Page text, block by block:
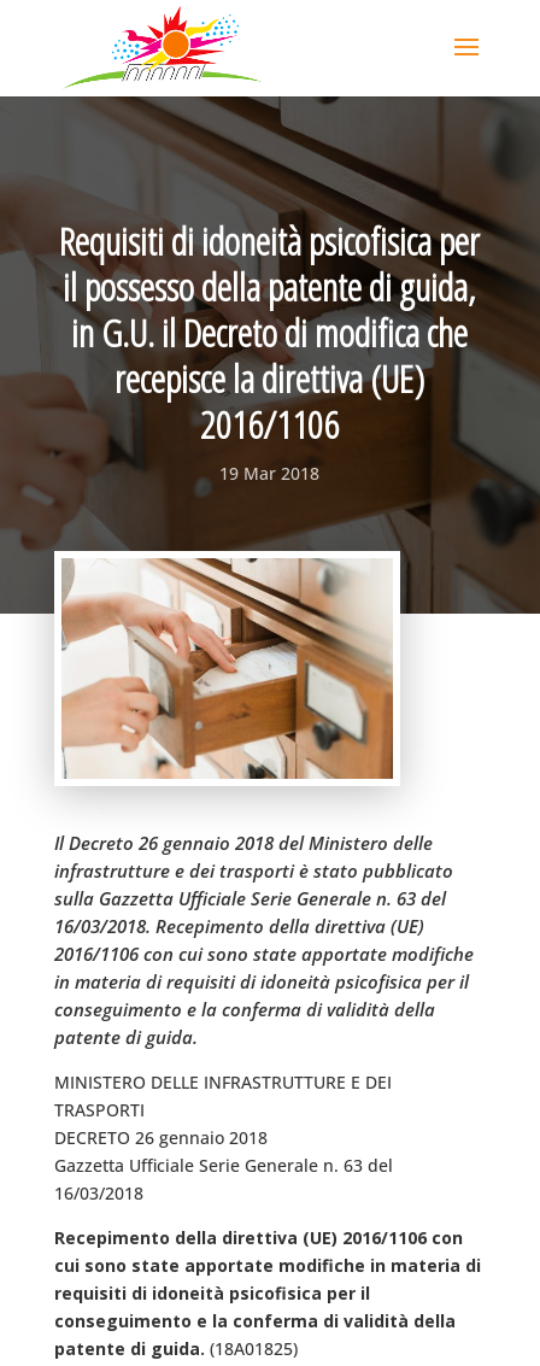
Requisiti di idoneità psicofisica per
il possesso della patente di guida,
in G.U. il Decreto di modifica che
recepisce la direttiva (UE)
2016/1106
19 Mar 2018
Il Decreto 26 gennaio 2018 del Ministero delle
infrastrutture e dei trasporti è stato pubblicato
sulla Gazzetta Ufficiale Serie Generale n. 63 del
16/03/2018. Recepimento della direttiva (UE)
2016/1106 con cui sono state apportate modifiche
in materia di requisiti di idoneità psicofisica per il
conseguimento e la conferma di validità della
patente di guida.
MINISTERO DELLE INFRASTRUTTURE E DEI
TRASPORTI
DECRETO 26 gennaio 2018
Gazzetta Ufficiale Serie Generale n. 63 del
16/03/2018
Recepimento della direttiva (UE) 2016/1106 con
cui sono state apportate modifiche in materia di
requisiti di idoneità psicofisica per il
conseguimento e la conferma di validità della
patente di guida. (18A01825)